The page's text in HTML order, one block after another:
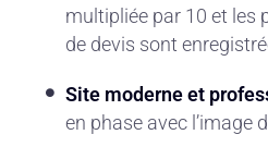
multipliée par 10 et les
de devis sont
Site moderne et
en phase avec l’image